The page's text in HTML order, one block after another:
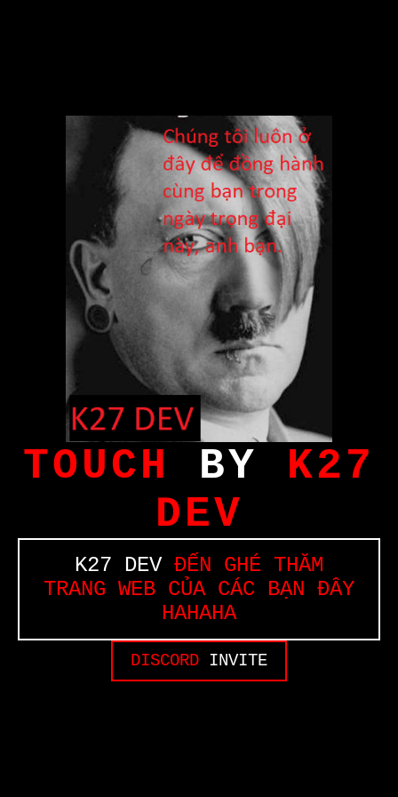
TOUCH BY K27
DEV
K27 DEVĐẾN GHÉ THĂM
TRANG WEB CỦA CÁC BẠN ĐÂY
HAHAHA
DISCORD INVITE